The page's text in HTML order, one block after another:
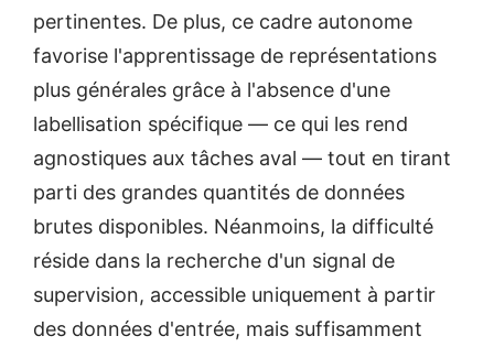
pertinentes. De plus, ce cadre autonome
favorise l'apprentissage de représentations
plus générales grâce à l'absence d'une
labellisation spécifique — ce qui les rend
agnostiques aux tâches aval — tout en tirant
parti des grandes quantités de données
brutes disponibles. Néanmoins, la difficulté
réside dans la recherche d'un signal de
supervision, accessible uniquement à partir
des données d'entrée, mais suffisamment